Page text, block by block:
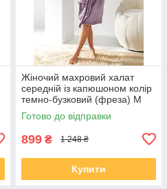
Жіночий махровий халат
середній із капюшоном колір
темно-бузковий (фреза) М
розмір 46
Готово до відправки
899 ₴ 1 248 ₴
Купити